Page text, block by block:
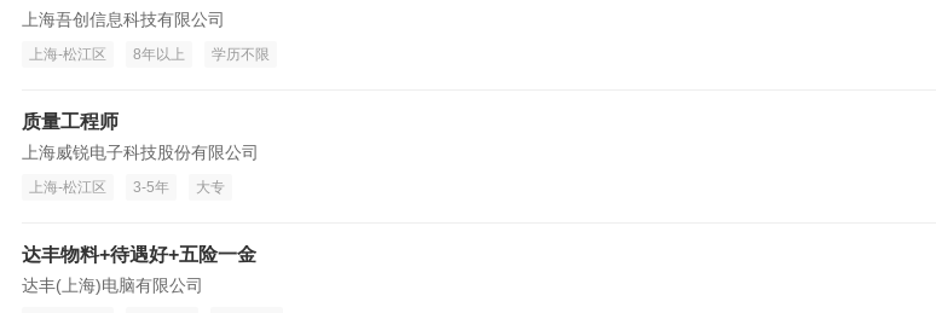
上海吾创信息科技有限公司
上海-松江区 8年以上 学历不限
质量工程师
上海威锐电子科技股份有限公司
上海-松江区 3-5年 大专
达丰物料+待遇好+五险一金
达丰(上海)电脑有限公司